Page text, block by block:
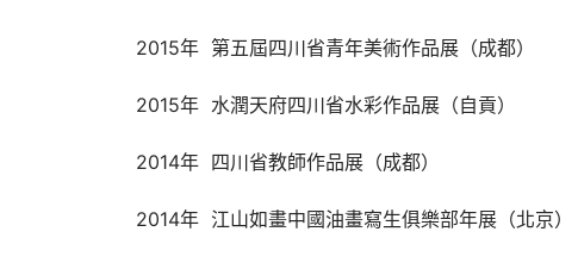
2015年  第五屆四川省青年美術作品展（成都）
2015年  水潤天府四川省水彩作品展（自貢）
2014年  四川省教師作品展（成都）
2014年  江山如畫中國油畫寫生俱樂部年展（北京）